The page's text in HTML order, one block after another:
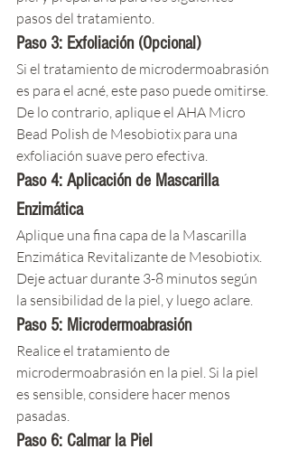
pasos del tratamiento.
Paso 3: Exfoliación (Opcional)
Si el tratamiento de microdermoabrasión
es para el acné, este paso puede omitirse.
De lo contrario, aplique el AHA Micro
Bead Polish de Mesobiotix para una
exfoliación suave pero efectiva.
Paso 4: Aplicación de Mascarilla
Enzimática
Aplique una fina capa de la Mascarilla
Enzimática Revitalizante de Mesobiotix.
Deje actuar durante 3-8 minutos según
la sensibilidad de la piel, y luego aclare.
Paso 5: Microdermoabrasión
Realice el tratamiento de
microdermoabrasión en la piel. Si la piel
es sensible, considere hacer menos
pasadas.
Paso 6: Calmar la Piel